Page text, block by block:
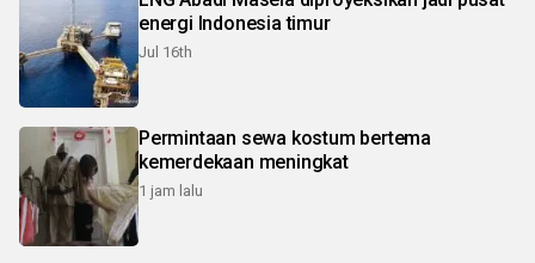
energi Indonesia timur
Jul 16th
Permintaan sewa kostum bertema
kemerdekaan meningkat
1 jam lalu